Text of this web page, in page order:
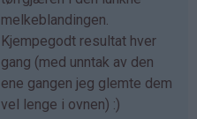
av
Anonym
(ikke
bekreftet)
melkeblandingen.
Kjempegodt resultat hver
gang (med unntak av den
ene gangen jeg glemte dem
vel lenge i ovnen) :)